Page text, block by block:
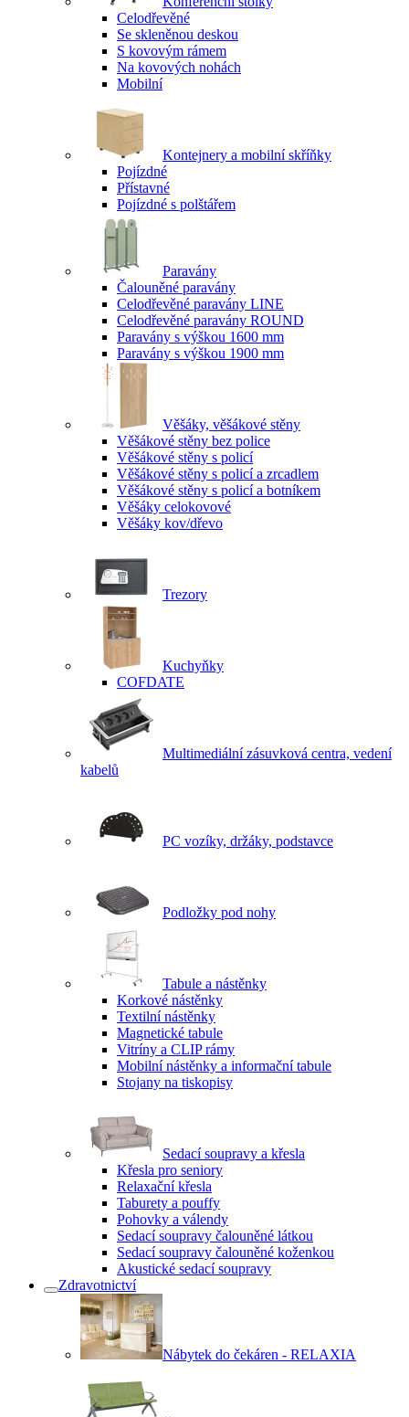
Celodřevěné
Se skleněnou deskou
S kovovým rámem
Na kovových nohách
Mobilní
Kontejnery a mobilní skříňky
Pojízdné
Přístavné
Pojízdné s polštářem
Paravány
Čalouněné paravány
Celodřevěné paravány LINE
Celodřevěné paravány ROUND
Paravány s výškou 1600 mm
Paravány s výškou 1900 mm
Věšáky, věšákové stěny
Věšákové stěny bez police
Věšákové stěny s policí
Věšákové stěny s policí a zrcadlem
Věšákové stěny s policí a botníkem
Věšáky celokovové
Věšáky kov/dřevo
Trezory
Kuchyňky
COFDATE
Multimediální zásuvková centra, vedení
kabelů
PC vozíky, držáky, podstavce
Podložky pod nohy
Tabule a nástěnky
Korkové nástěnky
Textilní nástěnky
Magnetické tabule
Vitríny a CLIP rámy
Mobilní nástěnky a informační tabule
Stojany na tiskopisy
Sedací soupravy a křesla
Křesla pro seniory
Relaxační křesla
Taburety a pouffy
Pohovky a válendy
Sedací soupravy čalouněné látkou
Sedací soupravy čalouněné koženkou
Akustické sedací soupravy
Zdravotnictví
Nábytek do čekáren - RELAXIA